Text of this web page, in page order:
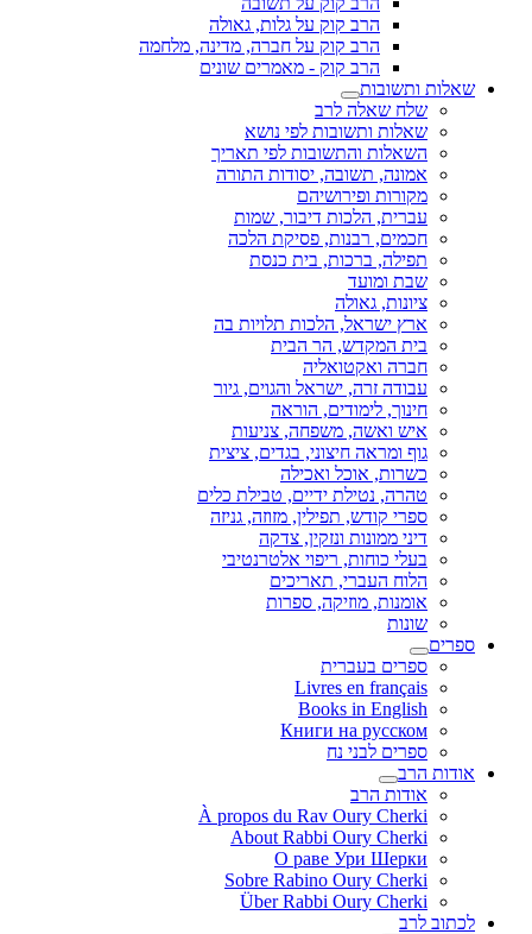
הרב קוק על גלות, גאולה
הרב קוק על חברה, מדינה, מלחמה
הרב קוק - מאמרים שונים
שאלות ותשובות
שלח שאלה לרב
שאלות ותשובות לפי נושא
השאלות והתשובות לפי תאריך
אמונה, תשובה, יסודות התורה
מקורות ופירושיהם
עברית, הלכות דיבור, שמות
חכמים, רבנות, פסיקת הלכה
תפילה, ברכות, בית כנסת
שבת ומועד
ציונות, גאולה
ארץ ישראל, הלכות תלויות בה
בית המקדש, הר הבית
חברה ואקטואליה
עבודה זרה, ישראל והגוים, גיור
חינוך, לימודים, הוראה
איש ואשה, משפחה, צניעות
גוף ומראה חיצוני, בגדים, ציצית
כשרות, אוכל ואכילה
טהרה, נטילת ידיים, טבילת כלים
ספרי קודש, תפילין, מזוזה, גניזה
דיני ממונות ונזקין, צדקה
בעלי כוחות, ריפוי אלטרנטיבי
הלוח העברי, תאריכים
אומנות, מוזיקה, ספרות
שונות
ספרים
ספרים בעברית
Livres en français
Books in English
Книги на русском
ספרים לבני נח
אודות הרב
אודות הרב
À propos du Rav Oury Cherki
About Rabbi Oury Cherki
О раве Ури Шерки
Sobre Rabino Oury Cherki
Über Rabbi Oury Cherki
לכתוב לרב